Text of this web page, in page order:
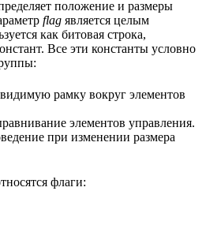
положение и размеры
flag является целым
как битовая строка,
Все эти константы условно
рамку вокруг элементов
элементов управления.
при изменении размера
флаги: